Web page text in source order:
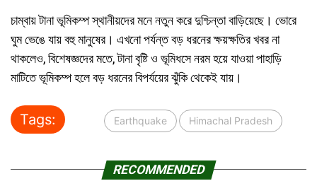
চাম্বায় টানা ভূমিকম্প স্থানীয়দের মনে নতুন করে দুশ্চিন্তা বাড়িয়েছে। ভোরে
ঘুম ভেঙে যায় বহু মানুষের। এখনো পর্যন্ত বড় ধরনের ক্ষয়ক্ষতির খবর না
থাকলেও, বিশেষজ্ঞদের মতে, টানা বৃষ্টি ও ভূমিধসে নরম হয়ে যাওয়া পাহাড়ি
মাটিতে ভূমিকম্প হলে বড় ধরনের বিপর্যয়ের ঝুঁকি থেকেই যায়।
Tags: Earthquake Himachal Pradesh
RECOMMENDED